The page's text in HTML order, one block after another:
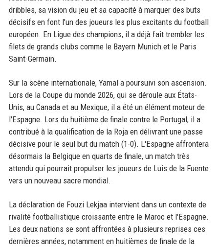
dribbles, sa vision du jeu et sa capacité à marquer des buts
décisifs en font l'un des joueurs les plus excitants du football
européen. En Ligue des champions, il a déjà fait trembler les
filets de grands clubs comme le Bayern Munich et le Paris
Saint-Germain.
Sur la scène internationale, Yamal a poursuivi son ascension.
Lors de la Coupe du monde 2026, qui se déroule aux États-
Unis, au Canada et au Mexique, il a été un élément moteur de
l'Espagne. Lors du huitième de finale contre le Portugal, il a
contribué à la qualification de la Roja en délivrant une passe
décisive pour le seul but du match (1-0). L'Espagne affrontera
désormais la Belgique en quarts de finale, un match très
attendu qui pourrait propulser les joueurs de Luis de la Fuente
vers un nouveau sacre mondial.
La déclaration de Fouzi Lekjaa intervient dans un contexte de
rivalité footballistique croissante entre le Maroc et l'Espagne.
Les deux nations se sont affrontées à plusieurs reprises ces
dernières années, notamment en huitièmes de finale de la